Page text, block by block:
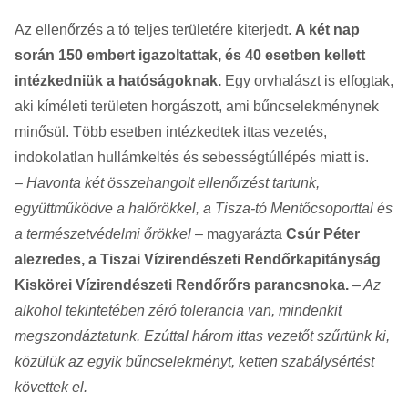
Az ellenőrzés a tó teljes területére kiterjedt. A két nap
során 150 embert igazoltattak, és 40 esetben kellett
intézkedniük a hatóságoknak. Egy orvhalászt is elfogtak,
aki kíméleti területen horgászott, ami bűncselekménynek
minősül. Több esetben intézkedtek ittas vezetés,
indokolatlan hullámkeltés és sebességtúllépés miatt is.
– Havonta két összehangolt ellenőrzést tartunk,
együttműködve a halőrökkel, a Tisza-tó Mentőcsoporttal és
a természetvédelmi őrökkel – magyarázta Csúr Péter
alezredes, a Tiszai Vízirendészeti Rendőrkapitányság
Kiskörei Vízirendészeti Rendőrőrs parancsnoka. – Az
alkohol tekintetében zéró tolerancia van, mindenkit
megszondáztatunk. Ezúttal három ittas vezetőt szűrtünk ki,
közülük az egyik bűncselekményt, ketten szabálysértést
követtek el.